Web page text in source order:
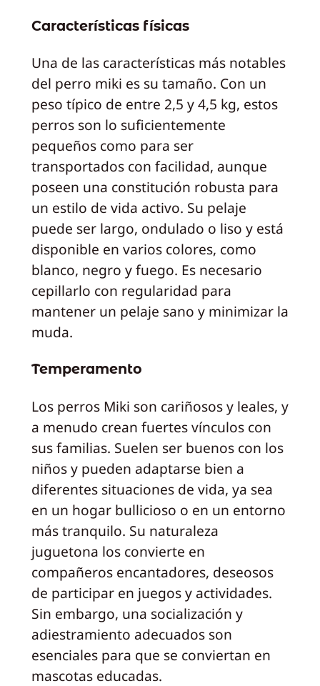
Características físicas
Una de las características más notables
del perro miki es su tamaño. Con un
peso típico de entre 2,5 y 4,5 kg, estos
perros son lo suficientemente
pequeños como para ser
transportados con facilidad, aunque
poseen una constitución robusta para
un estilo de vida activo. Su pelaje
puede ser largo, ondulado o liso y está
disponible en varios colores, como
blanco, negro y fuego. Es necesario
cepillarlo con regularidad para
mantener un pelaje sano y minimizar la
muda.
Temperamento
Los perros Miki son cariñosos y leales, y
a menudo crean fuertes vínculos con
sus familias. Suelen ser buenos con los
niños y pueden adaptarse bien a
diferentes situaciones de vida, ya sea
en un hogar bullicioso o en un entorno
más tranquilo. Su naturaleza
juguetona los convierte en
compañeros encantadores, deseosos
de participar en juegos y actividades.
Sin embargo, una socialización y
adiestramiento adecuados son
esenciales para que se conviertan en
mascotas educadas.